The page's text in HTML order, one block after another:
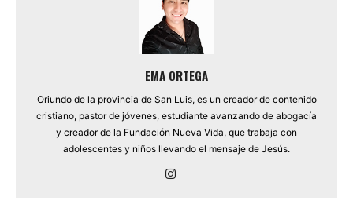
EMA ORTEGA
Oriundo de la provincia de San Luis, es un creador de contenido
cristiano, pastor de jóvenes, estudiante avanzando de abogacía
y creador de la Fundación Nueva Vida, que trabaja con
adolescentes y niños llevando el mensaje de Jesús.